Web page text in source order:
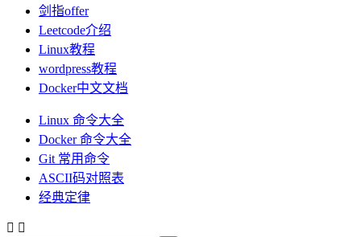
剑指offer
Leetcode介绍
Linux教程
wordpress教程
Docker中文文档
Linux 命令大全
Docker 命令大全
Git 常用命令
ASCII码对照表
经典定律
 